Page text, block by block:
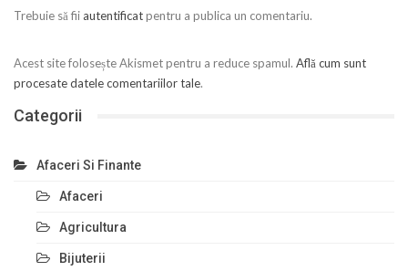
Trebuie să fii autentificatpentru a publica un comentariu.
Acest site folosește Akismet pentru a reduce spamul. Află cum sunt
procesate datele comentariilor tale.
Categorii
Afaceri Si Finante
Afaceri
Agricultura
Bijuterii